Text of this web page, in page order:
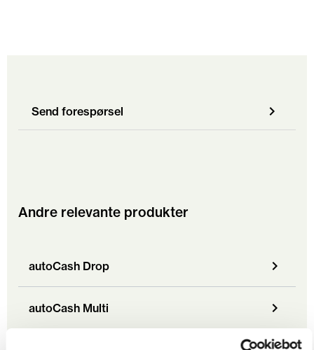
Send forespørsel
Andre relevante produkter
autoCash Drop
autoCash Multi